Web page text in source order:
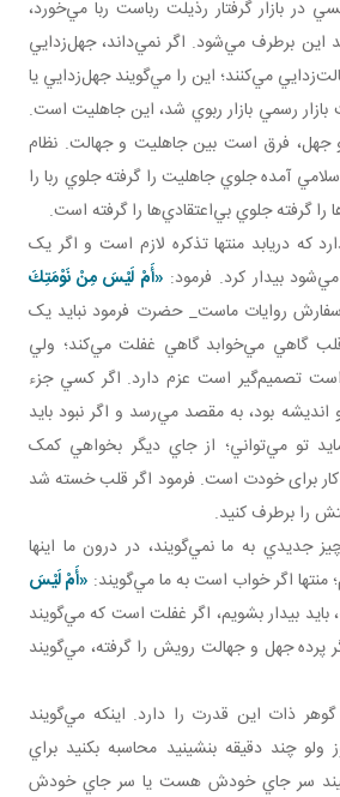
در بازار گرفتار رذيلت رباست ربا مي‌خورد،
اين برطرف مي‌شود. اگر نمي‌داند، جهل‌زدايي
مي‌کنند؛ اين را مي‌گويند جهل‌زدايي يا
رسمي بازار ربوي شد، اين جاهليت است.
فرق است بين جاهليت و جهالت. نظام
آمده جلوي جاهليت را گرفته جلوي ربا را
گرفته جلوي بي‌اعتقادي‌ها را گرفته است.
که دريابد منتها تذکره لازم است و اگر يک
بيدار کرد. فرمود: «أَمْ لَيْسَ مِنْ نَوْمَتِكَ‏
روايات ماست_ حضرت فرمود نبايد يک
گاهي مي‌خوابد گاهي غفلت مي‌کند؛ ولي
تصميم‌گير است عزم دارد. اگر کسي جزء
انديشه بود، به مقصد مي‌رسد و اگر نبود بايد
تو مي‌تواني؛ از جاي ديگر بخواهي کمک
کار برای خودت است. فرمود اگر قلب خسته شد
را برطرف کنيد.
جديدي به ما نمي‌گويند، در درون ما اينها
منتها اگر خواب است به ما مي‌گويند: «أَمْ لَيْسَ
، بايد بيدار بشويم، اگر غفلت است که مي‌گويند
پرده جهل و جهالت رويش را گرفته، مي‌گويند
ذات اين قدرت را دارد. اينکه مي‌گويند
چند دقيقه بنشينيد محاسبه بکنيد براي
سر جاي خودش هست يا سر جاي خودش